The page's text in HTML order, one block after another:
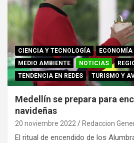
CIENCIA Y TECNOLOGÍA ECONOMÍA
MEDIO AMBIENTE
NOTICIAS
TENDENCIA EN REDES
TURISMO Y
Medellín se prepara para
navideñas
20 noviembre 2022 Redaccion
El ritual de encendido de los